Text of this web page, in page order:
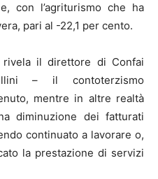
con l’agriturismo che ha
pari al -22,1 per cento.
il direttore di Confai
– il contoterzismo
mentre in altre realtà
diminuzione dei fatturati
continuato a lavorare o,
la prestazione di servizi